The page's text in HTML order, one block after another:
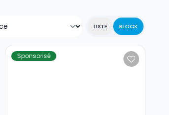
LISTE BLOCK
Sponsorisé